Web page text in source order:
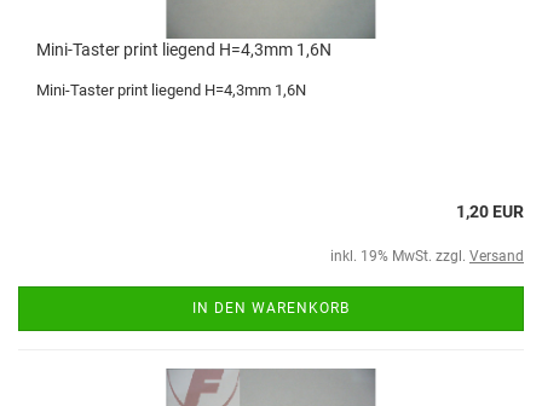
Mini-Taster print liegend H=4,3mm 1,6N
Mini-Taster print liegend H=4,3mm 1,6N
1,20 EUR
inkl. 19% MwSt. zzgl. Versand
IN DEN WARENKORB